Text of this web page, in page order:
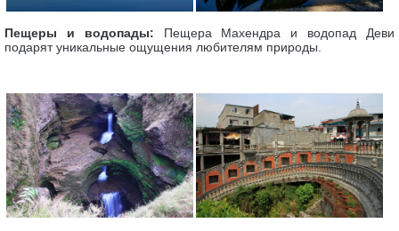
Пещеры и водопады: Пещера Махендра и водопад Деви
подарят уникальные ощущения любителям природы.